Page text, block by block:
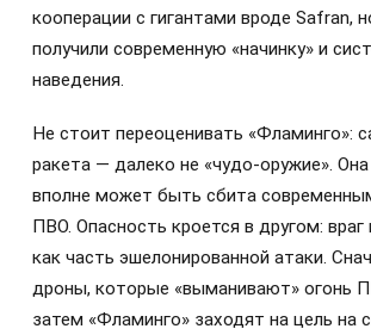
кооперации с гигантами вроде Safran,
получили современную «начинку» и
наведения.
Не стоит переоценивать «Фламинго»:
ракета — далеко не «чудо-оружие».
вполне может быть сбита
ПВО. Опасность кроется в другом: враг
как часть эшелонированной атаки.
дроны, которые «выманивают» огонь
затем «Фламинго» заходят на цель на